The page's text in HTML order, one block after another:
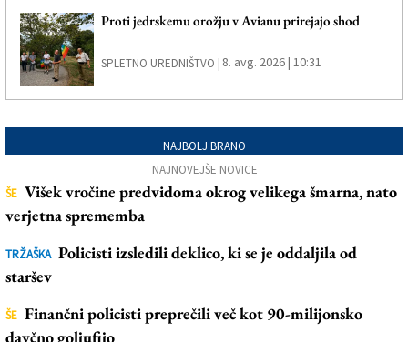
Proti jedrskemu orožju v Avianu prirejajo shod
SPLETNO UREDNIŠTVO | 8. avg. 2026 | 10:31
NAJBOLJ BRANO
NAJNOVEJŠE NOVICE
ŠE Višek vročine predvidoma okrog velikega šmarna, nato
verjetna sprememba
TRŽAŠKA Policisti izsledili deklico, ki se je oddaljila od
staršev
ŠE Finančni policisti preprečili več kot 90-milijonsko
davčno goljufijo